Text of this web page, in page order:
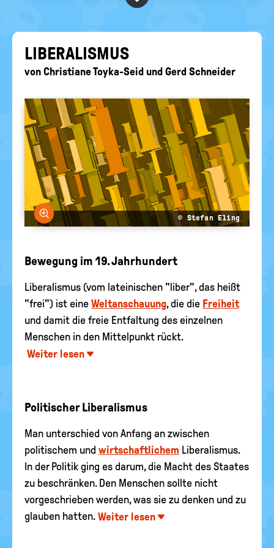
politische
EURE AKTUELLEN FRAGEN...
LI­BE­RA­LIS­MUS
von Christiane Toyka-Seid und Gerd Schneider
Bild vergrößern
© Stefan Eling
Bewegung im 19. Jahrhundert
Liberalismus (vom lateinischen "liber", das heißt
"frei") ist eine Weltanschauung, die die Freiheit
und damit die freie Entfaltung des einzelnen
Menschen in den Mittelpunkt rückt.
Weiter lesen
Politischer Liberalismus
Man unterschied von Anfang an zwischen
politischem und wirtschaftlichem Liberalismus.
In der Politik ging es darum, die Macht des Staates
zu beschränken. Den Menschen sollte nicht
vorgeschrieben werden, was sie zu denken und zu
glauben hatten. Weiter lesen